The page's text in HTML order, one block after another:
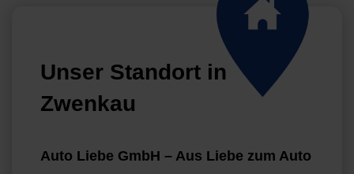
Unser Standort in
Zwenkau
Auto Liebe GmbH – Aus Liebe zum Auto